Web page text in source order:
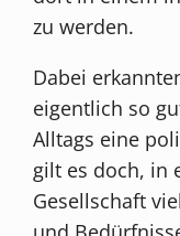
zu werden.
Dabei
eigentlich so
Alltags eine
gilt es doch, in
Gesellschaft